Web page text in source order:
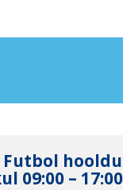
09:00 – 17:00